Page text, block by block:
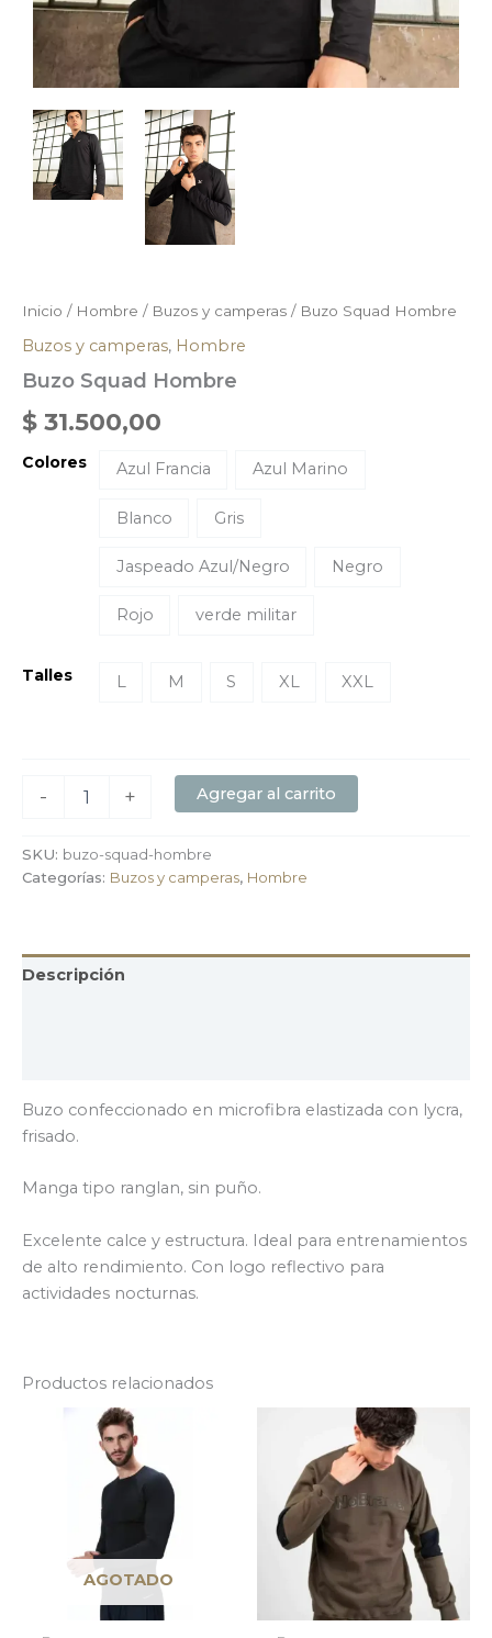
Inicio / Hombre / Buzos y camperas / Buzo Squad Hombre
Buzos y camperas, Hombre
Buzo Squad Hombre
$ 31.500,00
Colores Azul Francia Azul Marino
Blanco Gris
Jaspeado Azul/Negro Negro
Rojo verde militar
Talles L M S XL XXL
- + Agregar al carrito
SKU: buzo-squad-hombre
Categorías: Buzos y camperas, Hombre
Descripción
Buzo confeccionado en microfibra elastizada con lycra,
frisado.
Manga tipo ranglan, sin puño.
Excelente calce y estructura. Ideal para entrenamientos
de alto rendimiento. Con logo reflectivo para
actividades nocturnas.
Productos relacionados
AGOTADO